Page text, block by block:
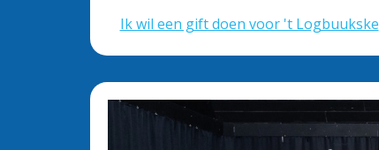
Ik wil een gift doen voor 't Logbuukske